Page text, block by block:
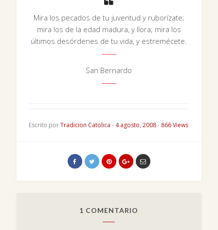
Mira los pecados de tu juventud y ruborízate;
mira los de la edad madura, y llora; mira los
últimos desórdenes de tu vida, y estremécete.
San Bernardo
Escrito porTradicion Catolica - 4 agosto, 2008- 866 Views
1 COMENTARIO